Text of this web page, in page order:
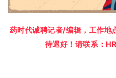
药时代诚聘记者/编辑，工作地
待遇好！请联系：